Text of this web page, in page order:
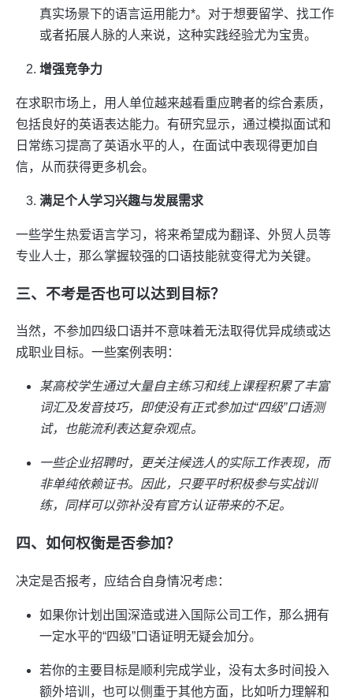
真实场景下的语言运用能力*。对于想要留学、找工作
或者拓展人脉的人来说，这种实践经验尤为宝贵。
增强竞争力
在求职市场上，用人单位越来越看重应聘者的综合素质，
包括良好的英语表达能力。有研究显示，通过模拟面试和
日常练习提高了英语水平的人，在面试中表现得更加自
信，从而获得更多机会。
满足个人学习兴趣与发展需求
一些学生热爱语言学习，将来希望成为翻译、外贸人员等
专业人士，那么掌握较强的口语技能就变得尤为关键。
三、不考是否也可以达到目标？
当然，不参加四级口语并不意味着无法取得优异成绩或达
成职业目标。一些案例表明：
某高校学生通过大量自主练习和线上课程积累了丰富
词汇及发音技巧，即使没有正式参加过“四级”口语测
试，也能流利表达复杂观点。
一些企业招聘时，更关注候选人的实际工作表现，而
非单纯依赖证书。因此，只要平时积极参与实战训
练，同样可以弥补没有官方认证带来的不足。
四、如何权衡是否参加？
决定是否报考，应结合自身情况考虑：
如果你计划出国深造或进入国际公司工作，那么拥有
一定水平的“四级”口语证明无疑会加分。
若你的主要目标是顺利完成学业，没有太多时间投入
额外培训，也可以侧重于其他方面，比如听力理解和